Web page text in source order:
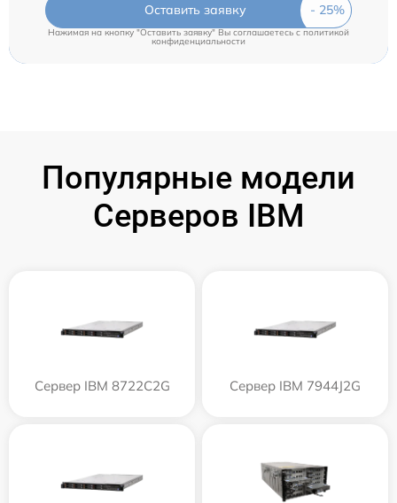
Оставить заявку
Нажимая на кнопку "Оставить заявку" Вы соглашаетесь c политикой
конфиденциальности
Популярные модели
Серверов IBM
Сервер IBM 8722C2G Сервер IBM 7944J2G